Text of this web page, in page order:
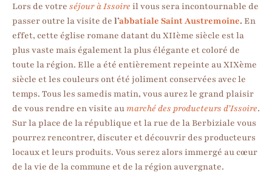
Lors de votre séjour à Issoire il vous sera incontournable de
passer outre la visite de l’abbatiale Saint Austremoine. En
effet, cette église romane datant du XIIème siècle est la
plus vaste mais également la plus élégante et coloré de
toute la région. Elle a été entièrement repeinte au XIXème
siècle et les couleurs ont été joliment conservées avec le
temps. Tous les samedis matin, vous aurez le grand plaisir
de vous rendre en visite aumarché des producteurs d’Issoire.
Sur la place de la république et la rue de la Berbiziale vous
pourrez rencontrer, discuter et découvrir des producteurs
locaux et leurs produits. Vous serez alors immergé au cœur
de la vie de la commune et de la région auvergnate.